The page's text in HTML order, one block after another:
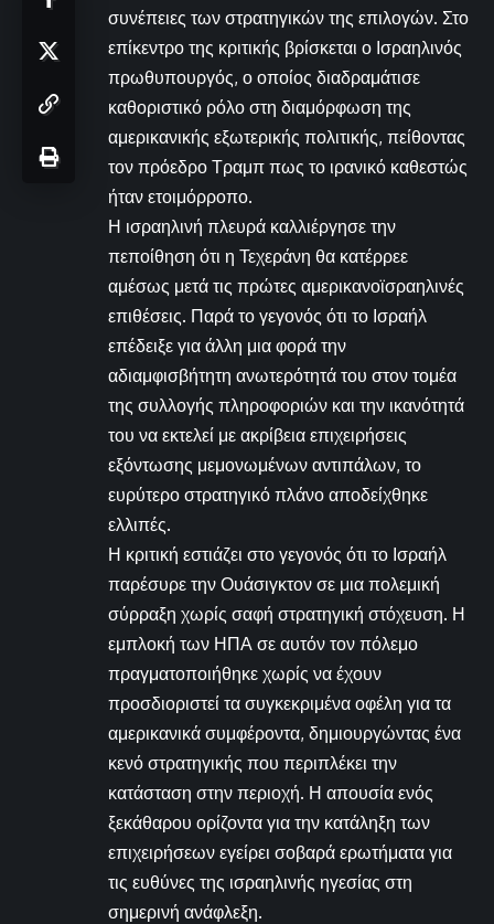
συνέπειες των στρατηγικών της επιλογών. Στο
επίκεντρο της κριτικής βρίσκεται ο Ισραηλινός
πρωθυπουργός, ο οποίος διαδραμάτισε
καθοριστικό ρόλο στη διαμόρφωση της
αμερικανικής εξωτερικής πολιτικής, πείθοντας
τον πρόεδρο Τραμπ πως το ιρανικό καθεστώς
ήταν ετοιμόρροπο.
Η ισραηλινή πλευρά καλλιέργησε την
πεποίθηση ότι η Τεχεράνη θα κατέρρεε
αμέσως μετά τις πρώτες αμερικανοϊσραηλινές
επιθέσεις. Παρά το γεγονός ότι το Ισραήλ
επέδειξε για άλλη μια φορά την
αδιαμφισβήτητη ανωτερότητά του στον τομέα
της συλλογής πληροφοριών και την ικανότητά
του να εκτελεί με ακρίβεια επιχειρήσεις
εξόντωσης μεμονωμένων αντιπάλων, το
ευρύτερο στρατηγικό πλάνο αποδείχθηκε
ελλιπές.
Η κριτική εστιάζει στο γεγονός ότι το Ισραήλ
παρέσυρε την Ουάσιγκτον σε μια πολεμική
σύρραξη χωρίς σαφή στρατηγική στόχευση. Η
εμπλοκή των ΗΠΑ σε αυτόν τον πόλεμο
πραγματοποιήθηκε χωρίς να έχουν
προσδιοριστεί τα συγκεκριμένα οφέλη για τα
αμερικανικά συμφέροντα, δημιουργώντας ένα
κενό στρατηγικής που περιπλέκει την
κατάσταση στην περιοχή. Η απουσία ενός
ξεκάθαρου ορίζοντα για την κατάληξη των
επιχειρήσεων εγείρει σοβαρά ερωτήματα για
τις ευθύνες της ισραηλινής ηγεσίας στη
σημερινή ανάφλεξη.